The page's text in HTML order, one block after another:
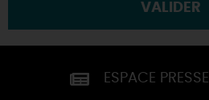
VALIDER
ESPACE PRESSE